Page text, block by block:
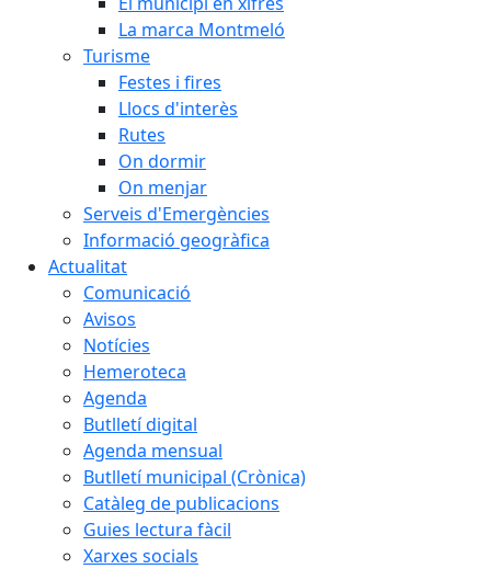
La marca Montmeló
Turisme
Festes i fires
Llocs d'interès
Rutes
On dormir
On menjar
Serveis d'Emergències
Informació geogràfica
Actualitat
Comunicació
Avisos
Notícies
Hemeroteca
Agenda
Butlletí digital
Agenda mensual
Butlletí municipal (Crònica)
Catàleg de publicacions
Guies lectura fàcil
Xarxes socials